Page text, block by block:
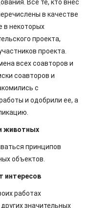
Все те, кто внес
в качестве
в некоторых
проекта,
проекта.
всех соавторов и
соавторов и
с
и одобрили ее, а
животных
принципов
объектов.
интересов
работах
значительных